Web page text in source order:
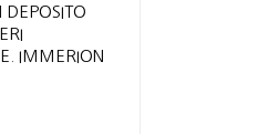
IMMERION